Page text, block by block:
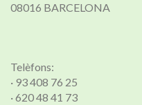
08016 BARCELONA
Telèfons:
· 93 408 76 25
· 620 48 41 73